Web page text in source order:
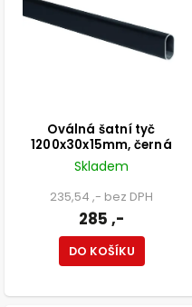
Oválná šatní tyč
1200x30x15mm, černá
Skladem
235,54 ,- bez DPH
285 ,-
DO KOŠÍKU